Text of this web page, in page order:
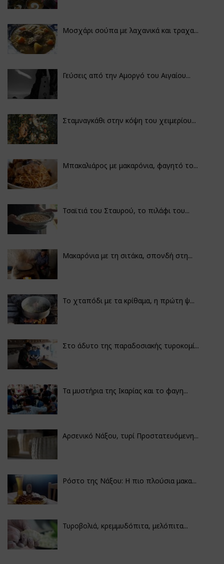
Μοσχάρι σούπα με λαχανικά και τραχα...
Γεύσεις από την Αμοργό του Αιγαίου...
Σταμναγκάθι στην κόψη του χειμερίου...
Μπακαλιάρος με μακαρόνια, φαγητό το...
Τσαϊτιά του Σταυρού, το πιλάφι του...
Μακαρόνια με τη σιτάκα, σπονδή στη...
Το χταπόδι με τα κρίθαμα, η πρώτη ψ...
Στο άδυτο της παραδοσιακής τυροκομί...
Τα μυστήρια της Ικαρίας και το φαγη...
Αρσενικό Νάξου, τυρί Προστατευόμενη...
Ρόστο της Νάξου: Η πιο πλούσια μακα...
Τυροβολιά, κρεμμυδόπιτα, μελόπιτα...